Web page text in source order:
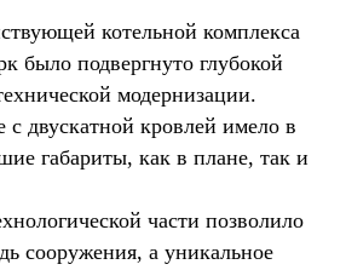
котельной комплекса
было подвергнуто глубокой
модернизации.
с двускатной кровлей имело в
габариты, как в плане, так и
части позволило
сооружения, а уникальное